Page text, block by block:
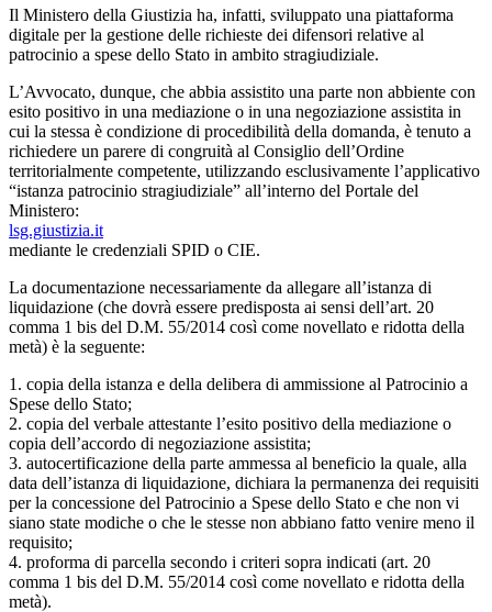
Il Ministero della Giustizia ha, infatti, sviluppato una piattaforma
digitale per la gestione delle richieste dei difensori relative al
patrocinio a spese dello Stato in ambito stragiudiziale.
L’Avvocato, dunque, che abbia assistito una parte non abbiente con
esito positivo in una mediazione o in una negoziazione assistita in
cui la stessa è condizione di procedibilità della domanda, è tenuto a
richiedere un parere di congruità al Consiglio dell’Ordine
territorialmente competente, utilizzando esclusivamente l’applicativo
“istanza patrocinio stragiudiziale” all’interno del Portale del
Ministero:
lsg.giustizia.it
mediante le credenziali SPID o CIE.
La documentazione necessariamente da allegare all’istanza di
liquidazione (che dovrà essere predisposta ai sensi dell’art. 20
comma 1 bis del D.M. 55/2014 così come novellato e ridotta della
metà) è la seguente:
1. copia della istanza e della delibera di ammissione al Patrocinio a
Spese dello Stato;
2. copia del verbale attestante l’esito positivo della mediazione o
copia dell’accordo di negoziazione assistita;
3. autocertificazione della parte ammessa al beneficio la quale, alla
data dell’istanza di liquidazione, dichiara la permanenza dei requisiti
per la concessione del Patrocinio a Spese dello Stato e che non vi
siano state modiche o che le stesse non abbiano fatto venire meno il
requisito;
4. proforma di parcella secondo i criteri sopra indicati (art. 20
comma 1 bis del D.M. 55/2014 così come novellato e ridotta della
metà).